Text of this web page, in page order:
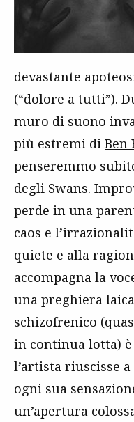
devastante
(“dolore a tutti”).
muro di suono
più estremi di Ben
penseremmo
degli Swans.
perde in una
caos e
quiete e alla
accompagna la
una preghiera
schizofrenico
in continua lotta) è
l’artista riuscisse
ogni sua
un’apertura